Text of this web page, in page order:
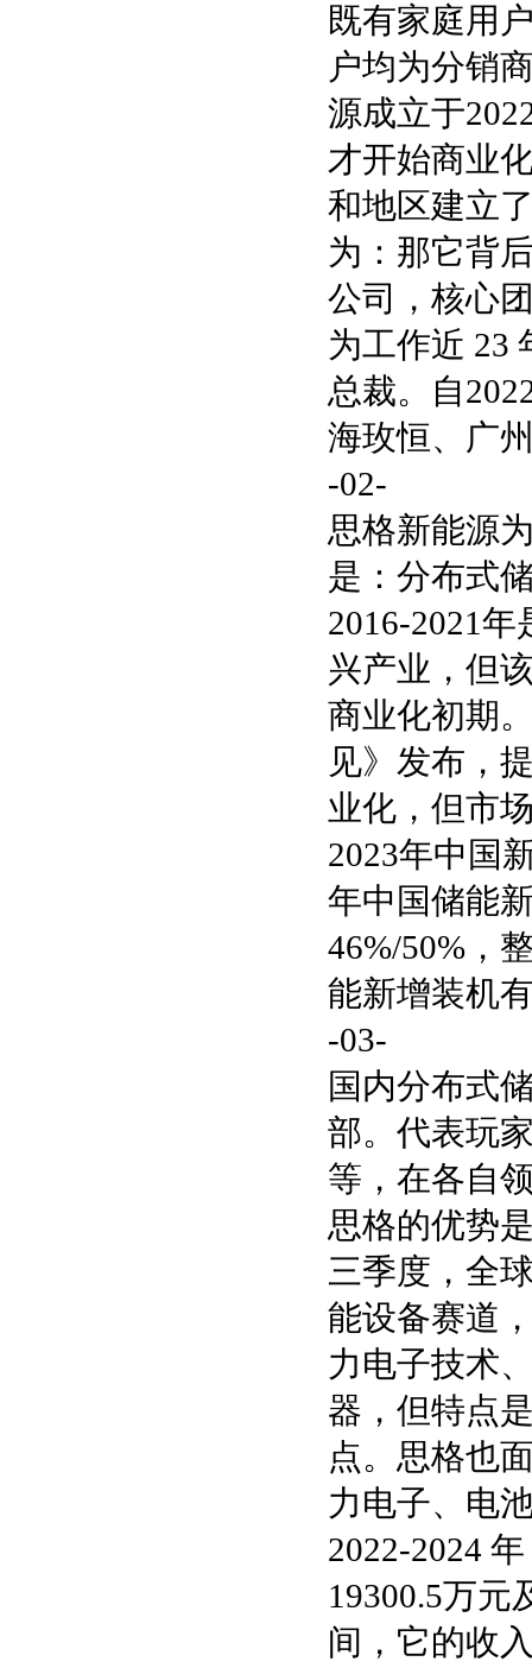
既有家庭用
户均为分销
源成立于
才开始商业
和地区建立
为：那它背
公司，核心
为工作近 23
总裁。自
海玫恒、广
-02-
思格新能源
是：分布式
2016-2021
兴产业，但
商业化初期
见》发布，
业化，但市
2023年中国
年中国储能
46%/50%，
能新增装机
-03-
国内分布式
部。代表玩
等，在各自
思格的优势
三季度，全
能设备赛道
力电子技术
器，但特点
点。思格也
力电子、电
2022-2024
19300.5万元
间，它的收